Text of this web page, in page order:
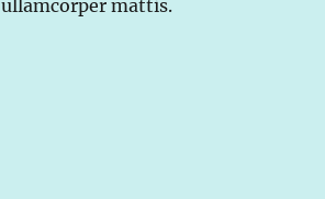
ullamcorper mattis.